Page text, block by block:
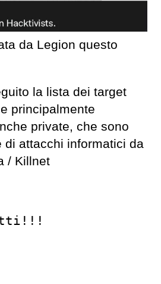
da Legion questo
la lista dei target
principalmente
private, che sono
di attacchi informatici da
/ Killnet